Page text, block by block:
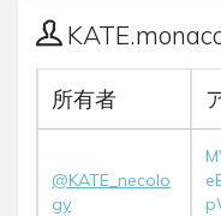
所有者
@KATE_necolo
gy